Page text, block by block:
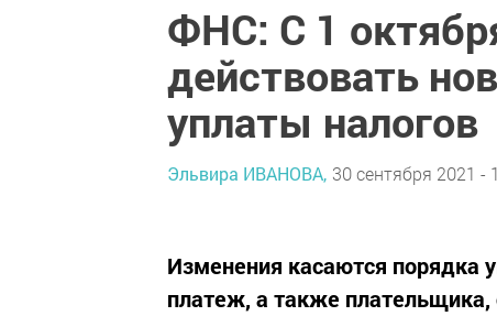
ФНС: С 1
действовать
уплаты налогов
Эльвира ИВАНОВА, 30 сентября 2021 -
Изменения касаются порядка
платеж, а также плательщика,